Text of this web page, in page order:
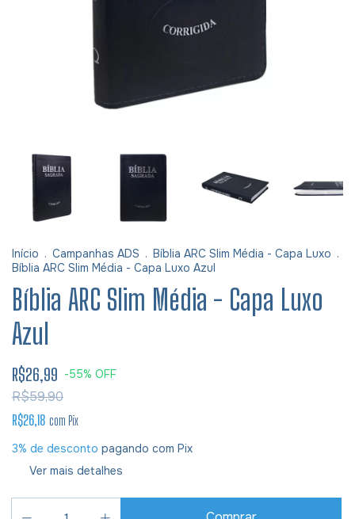
Início . Campanhas ADS . Bíblia ARC Slim Média - Capa Luxo .
Bíblia ARC Slim Média - Capa Luxo Azul
Bíblia ARC Slim Média - Capa Luxo
Azul
R$26,99 -55% OFF
R$59,90
R$26,18 com Pix
3% de desconto pagando com Pix
Ver mais detalhes